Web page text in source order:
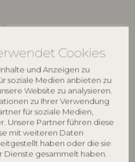
Cookies
und Anzeigen zu
soziale Medien anbieten zu
Website zu analysieren.
zu Ihrer Verwendung
für soziale Medien,
Unsere Partner führen diese
mit weiteren Daten
haben oder die sie
Dienste gesammelt haben.
BLOOMINGVILLE MINI
Cloudy Tasse, Natur, Steingut